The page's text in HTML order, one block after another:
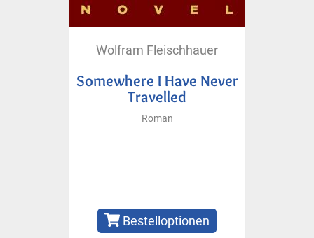
Wolfram Fleischhauer
Somewhere I Have Never
Travelled
Roman
Bestelloptionen